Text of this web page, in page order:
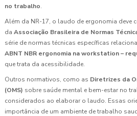
no trabalho.
Além da NR-17, o laudo de ergonomia deve
da Associação Brasileira de Normas
série de normas técnicas específicas
ABNT NBR ergonomia na workstation –
que trata da acessibilidade.
Outros normativos, como as Diretrizes da
(OMS) sobre saúde mental e bem-estar no
considerados ao elaborar o laudo. Essas
importância de um ambiente de trabalho